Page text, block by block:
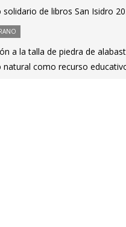
solidario de libros San Isidro
a la talla de piedra de
natural como recurso